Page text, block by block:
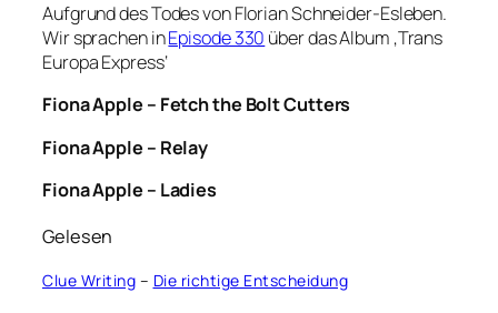
Aufgrund des Todes von Florian Schneider-Esleben.
Wir sprachen inEpisode 330 über das Album ‚Trans
Europa Express‘
Fiona Apple – Fetch the Bolt Cutters
Fiona Apple – Relay
Fiona Apple – Ladies
Gelesen
Clue Writing – Die richtige Entscheidung